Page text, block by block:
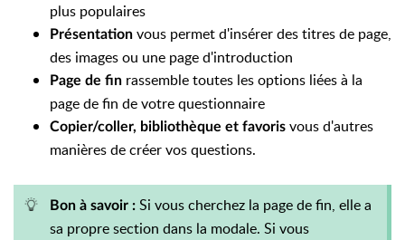
plus populaires
Présentation vous permet d'insérer des titres de page,
des images ou une page d'introduction
Page de fin rassemble toutes les options liées à la
page de fin de votre questionnaire
Copier/coller, bibliothèque et favoris vous d'autres
manières de créer vos questions.
Bon à savoir : Si vous cherchez la page de fin, elle a
sa propre section dans la modale. Si vous